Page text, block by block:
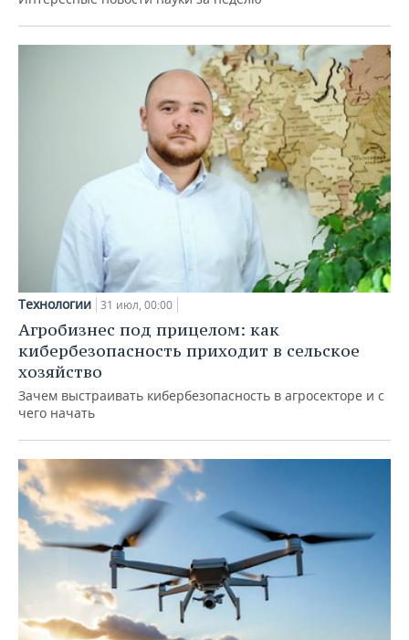
Технологии 31 июл, 00:00
Агробизнес под прицелом: как
кибербезопасность приходит в сельское
хозяйство
Зачем выстраивать кибербезопасность в агросекторе и с
чего начать